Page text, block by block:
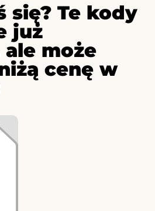
się? Te kody
już
ale może
cenę w